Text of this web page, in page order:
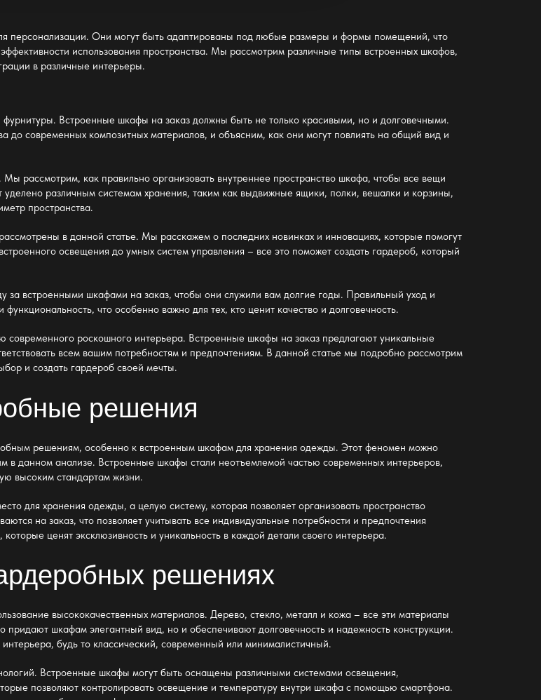
персонализации. Они могут быть адаптированы под любые размеры и формы помещений, что
использования пространства. Мы рассмотрим различные типы встроенных шкафов,
в различные интерьеры.
Встроенные шкафы на заказ должны быть не только красивыми, но и долговечными.
до современных композитных материалов, и объясним, как они могут повлиять на общий вид и
рассмотрим, как правильно организовать внутреннее пространство шкафа, чтобы все вещи
различным системам хранения, таким как выдвижные ящики, полки, вешалки и корзины,
пространства.
в данной статье. Мы расскажем о последних новинках и инновациях, которые помогут
освещения до умных систем управления – все это поможет создать гардероб, который
за встроенными шкафами на заказ, чтобы они служили вам долгие годы. Правильный уход и
что особенно важно для тех, кто ценит качество и долговечность.
современного роскошного интерьера. Встроенные шкафы на заказ предлагают уникальные
всем вашим потребностям и предпочтениям. В данной статье мы подробно рассмотрим
и создать гардероб своей мечты.
решения
решениям, особенно к встроенным шкафам для хранения одежды. Этот феномен можно
в данном анализе. Встроенные шкафы стали неотъемлемой частью современных интерьеров,
высоким стандартам жизни.
для хранения одежды, а целую систему, которая позволяет организовать пространство
на заказ, что позволяет учитывать все индивидуальные потребности и предпочтения
ценят эксклюзивность и уникальность в каждой детали своего интерьера.
решениях
высококачественных материалов. Дерево, стекло, металл и кожа – все эти материалы
придают шкафам элегантный вид, но и обеспечивают долговечность и надежность конструкции.
будь то классический, современный или минималистичный.
Встроенные шкафы могут быть оснащены различными системами освещения,
позволяют контролировать освещение и температуру внутри шкафа с помощью смартфона.